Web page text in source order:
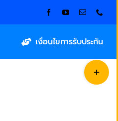
เงื่อนไขการรับประกัน
Toggle
Sliding
Bar